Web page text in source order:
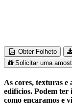
Obter Folheto
Solicitar uma
As cores, texturas e
edifícios. Podem ter
como encaramos e